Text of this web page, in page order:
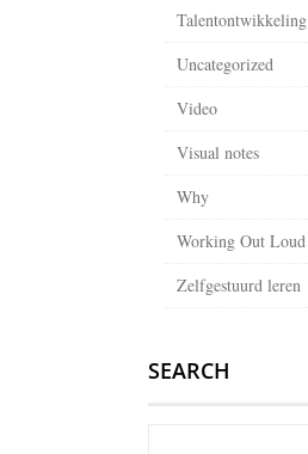
Talentontwikkeling
Uncategorized
Video
Visual notes
Why
Working Out Loud
Zelfgestuurd leren
SEARCH